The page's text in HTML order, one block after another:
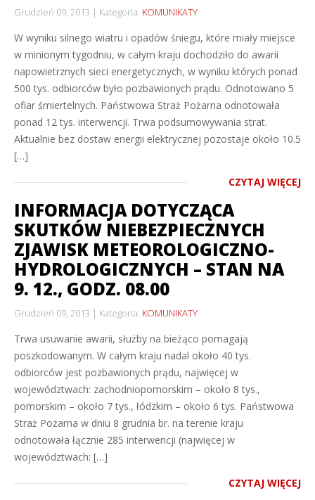
Grudzień 09, 2013 Kategoria: KOMUNIKATY
W wyniku silnego wiatru i opadów śniegu, które miały miejsce
w minionym tygodniu, w całym kraju dochodziło do awarii
napowietrznych sieci energetycznych, w wyniku których ponad
500 tys. odbiorców było pozbawionych prądu. Odnotowano 5
ofiar śmiertelnych. Państwowa Straż Pożarna odnotowała
ponad 12 tys. interwencji. Trwa podsumowywania strat.
Aktualnie bez dostaw energii elektrycznej pozostaje około 10.5
[…]
CZYTAJ WIĘCEJ
INFORMACJA DOTYCZĄCA
SKUTKÓW NIEBEZPIECZNYCH
ZJAWISK METEOROLOGICZNO-
HYDROLOGICZNYCH – STAN NA
9. 12., GODZ. 08.00
Grudzień 09, 2013 Kategoria: KOMUNIKATY
Trwa usuwanie awarii, służby na bieżąco pomagają
poszkodowanym. W całym kraju nadal około 40 tys.
odbiorców jest pozbawionych prądu, najwięcej w
województwach: zachodniopomorskim – około 8 tys.,
pomorskim – około 7 tys., łódzkim – około 6 tys. Państwowa
Straż Pożarna w dniu 8 grudnia br. na terenie kraju
odnotowała łącznie 285 interwencji (najwięcej w
województwach: […]
CZYTAJ WIĘCEJ